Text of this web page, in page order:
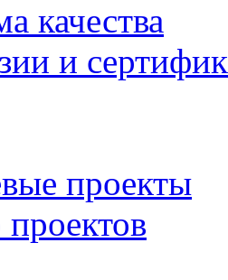
качества
и
проекты
проектов